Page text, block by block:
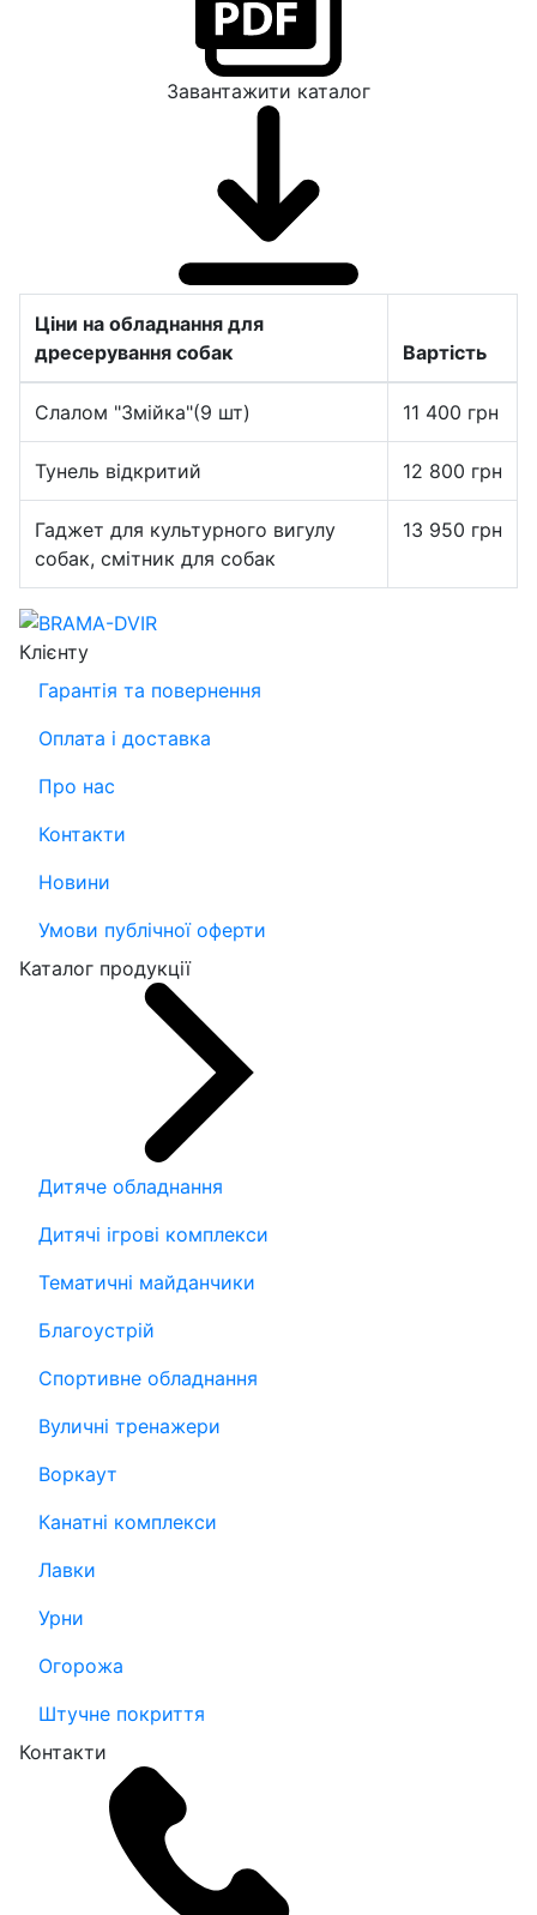
Завантажити каталог
Ціни на обладнання для
дресерування собак
Вартість
Слалом "Змійка"(9 шт) 11 400 грн
Тунель відкритий 12 800 грн
Гаджет для культурного вигулу
собак, смітник для собак
13 950 грн
Клієнту
Гарантія та повернення
Оплата і доставка
Про нас
Контакти
Новини
Умови публічної оферти
Каталог продукції
Дитяче обладнання
Дитячі ігрові комплекси
Тематичні майданчики
Благоустрій
Спортивне обладнання
Вуличні тренажери
Воркаут
Канатні комплекси
Лавки
Урни
Огорожа
Штучне покриття
Контакти